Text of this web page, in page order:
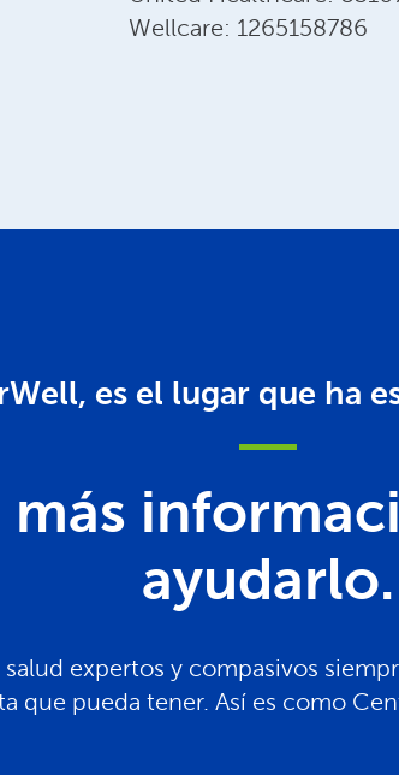
Wellcare: 1265158786
es el lugar que ha
más
ayudarlo.
expertos y compasivos
que pueda tener. Así es como